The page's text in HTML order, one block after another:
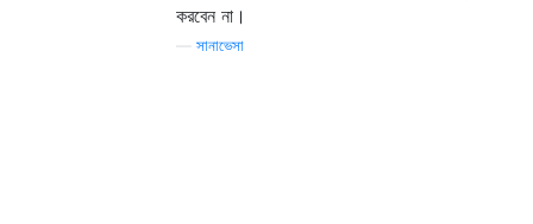
করবেন না।
সানাভেসা